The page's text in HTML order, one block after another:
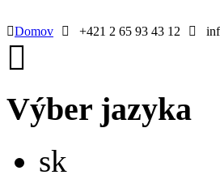
Domov +421 2 65 93 43 12
Výber jazyka
sk